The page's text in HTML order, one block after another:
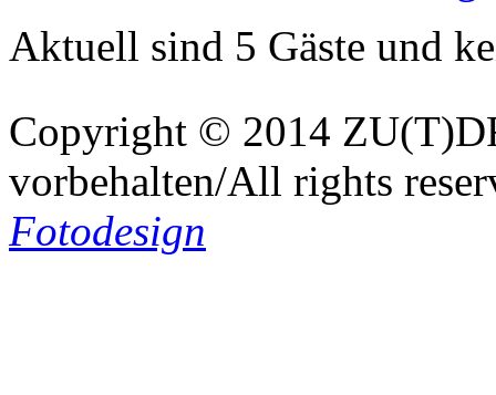
Aktuell sind 5 Gäste und
Copyright © 2014
vorbehalten/All rights
Fotodesign